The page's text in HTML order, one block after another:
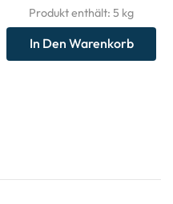
Produkt enthält: 5 kg
In Den Warenkorb